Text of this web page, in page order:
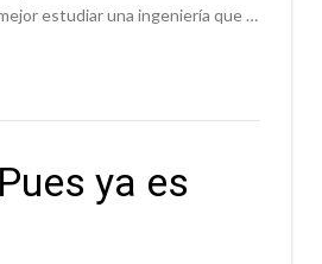
estudiar una ingeniería que …
ya es